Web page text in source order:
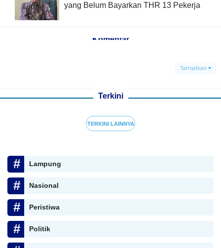
yang Belum Bayarkan THR 13 Pekerja
Komentar
Tampilkan
Terkini
TERKINI LAINNYA
Lampung
Nasional
Peristiwa
Politik